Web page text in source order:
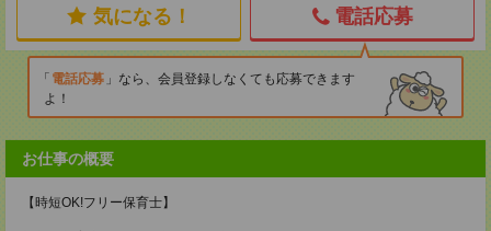
気になる！ 電話応募
電話応募
なら、会員登録しなくても応募できます
よ！
お仕事の概要
【時短OK!フリー保育士】